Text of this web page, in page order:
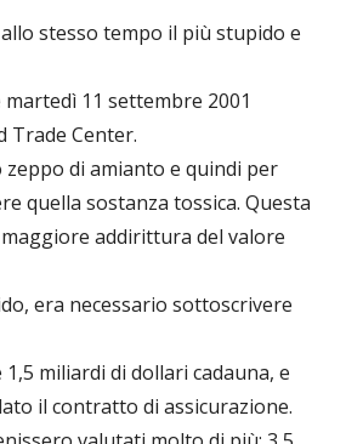
stesso tempo il più stupido e
11 settembre 2001
Trade Center.
di amianto e quindi per
quella sostanza tossica. Questa
addirittura del valore
era necessario sottoscrivere
miliardi di dollari cadauna, e
il contratto di assicurazione.